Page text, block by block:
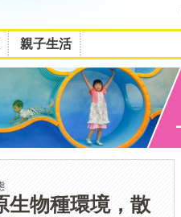
親子生活
生物種環境，散